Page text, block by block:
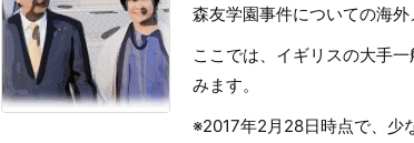
森友学園事件についての海外
ここでは、イギリスの大手
みます。
※2017年2月28日時点で、少